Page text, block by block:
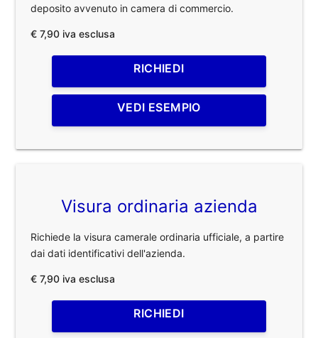
deposito avvenuto in camera di commercio.
€ 7,90 iva esclusa
RICHIEDI
VEDI ESEMPIO
Visura ordinaria azienda
Richiede la visura camerale ordinaria ufficiale, a partire
dai dati identificativi dell'azienda.
€ 7,90 iva esclusa
RICHIEDI